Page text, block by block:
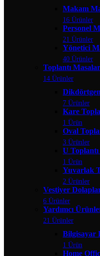
Makam
16 Ürünler
Personel
21 Ürünler
Yönetici
40 Ürünler
Toplantı
14 Ürünler
7 Ürünler
Kare
1 Ürün
Oval
3 Ürünler
U
1 Ürün
Yuvarlak
2 Ürünler
Vestiyer
6 Ürünler
Yardımcı
21 Ürünler
Bilgisayar
1 Ürün
Home